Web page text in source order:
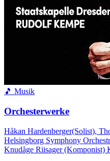
🎵 Musik
Orchesterwerke
Håkan Hardenberger(Solist),
Helsingborg Symphony
Knudåge Riisager (Komponist)